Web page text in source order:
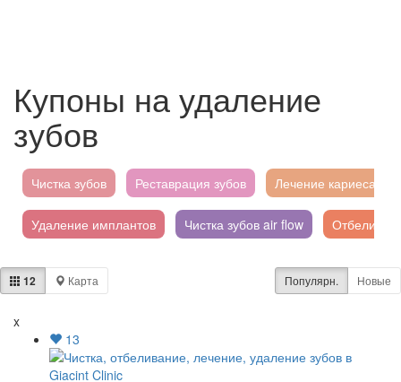
Купоны на удаление
зубов
Чистка зубов Реставрация зубов Лечение кариеса
Удаление имплантов Чистка зубов air flow
Имплантация зубов Имплантат
12 Карта Популярн. Новые
x
13